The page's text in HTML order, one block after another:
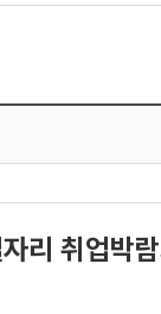
리 취업박람